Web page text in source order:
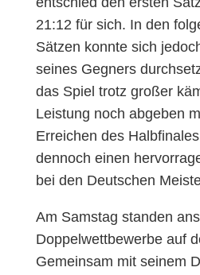
21:12 für sich. In den
Sätzen konnte sich
seines Gegners
das Spiel trotz großer
Leistung noch abgeben
Erreichen des
dennoch einen
bei den Deutschen
Am Samstag standen
Doppelwettbewerbe auf
Gemeinsam mit seinem